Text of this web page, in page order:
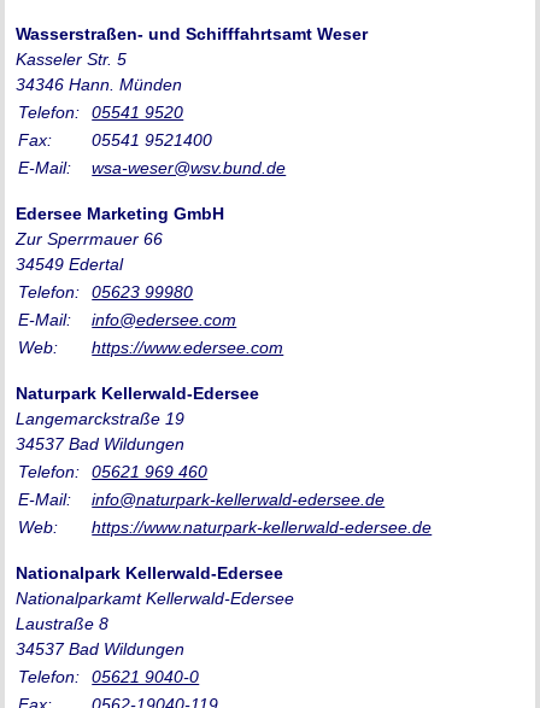
Wasserstraßen- und Schifffahrtsamt Weser
Kasseler Str. 5
34346 Hann. Münden
Telefon:
05541 9520
Fax:
05541 9521400
E-Mail:
wsa-weser@wsv.bund.de
Edersee Marketing GmbH
Zur Sperrmauer 66
34549 Edertal
Telefon:
05623 99980
E-Mail:
info@edersee.com
Web:
https://www.edersee.com
Naturpark Kellerwald-Edersee
Langemarckstraße 19
34537 Bad Wildungen
Telefon:
05621 969 460
E-Mail:
info@naturpark-kellerwald-edersee.de
Web:
https://www.naturpark-kellerwald-edersee.de
Nationalpark Kellerwald-Edersee
Nationalparkamt Kellerwald-Edersee
Laustraße 8
34537 Bad Wildungen
Telefon:
05621 9040-0